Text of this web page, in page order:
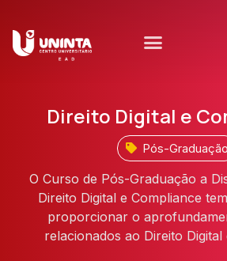
Direito Digital e
Pós-Graduação
O Curso de Pós-Graduação a
Direito Digital e Compliance
proporcionar o
relacionados ao Direito Digital